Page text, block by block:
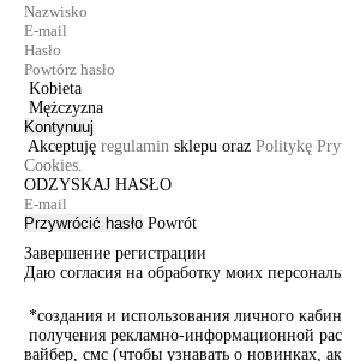
Kobieta
Mężczyzna
Kontynuuj
Akceptuję regulamin sklepu oraz Politykę
Cookies.
ODZYSKAJ HASŁO
Przywrócić hasło Powrót
Завершение регистрации
Даю согласия на обработку моих
*создания и использования личного
получения рекламно-информационной
вайбер, смс (чтобы узнавать о новинках,